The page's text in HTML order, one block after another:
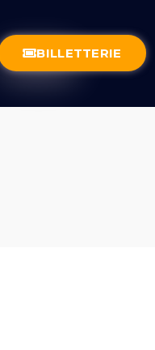
BILLETTERIE